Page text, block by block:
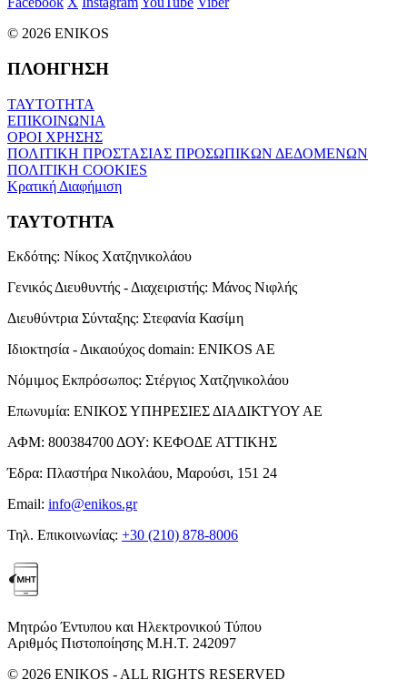
© 2026 ENIKOS
ΠΛΟΗΓΗΣΗ
ΤΑΥΤΟΤΗΤΑ
ΕΠΙΚΟΙΝΩΝΙΑ
ΟΡΟΙ ΧΡΗΣΗΣ
ΠΟΛΙΤΙΚΗ ΠΡΟΣΤΑΣΙΑΣ ΠΡΟΣΩΠΙΚΩΝ ΔΕΔΟΜΕΝΩΝ
ΠΟΛΙΤΙΚΗ COOKIES
Κρατική Διαφήμιση
ΤΑΥΤΟΤΗΤΑ
Εκδότης: Νίκος Χατζηνικολάου
Γενικός Διευθυντής - Διαχειριστής: Μάνος Νιφλής
Διευθύντρια Σύνταξης: Στεφανία Κασίμη
Ιδιοκτησία - Δικαιούχος domain: ENIKOS AE
Νόμιμος Εκπρόσωπος: Στέργιος Χατζηνικολάου
Επωνυμία: ΕΝΙΚΟΣ ΥΠΗΡΕΣΙΕΣ ΔΙΑΔΙΚΤΥΟΥ ΑΕ
ΑΦΜ: 800384700 ΔΟΥ: ΚΕΦΟΔΕ ΑΤΤΙΚΗΣ
Έδρα: Πλαστήρα Νικολάου, Μαρούσι, 151 24
Email: info@enikos.gr
Τηλ. Επικοινωνίας: +30 (210) 878-8006
Μητρώο Έντυπου και Ηλεκτρονικού Τύπου
Αριθμός Πιστοποίησης Μ.Η.Τ. 242097
© 2026 ENIKOS - ALL RIGHTS RESERVED